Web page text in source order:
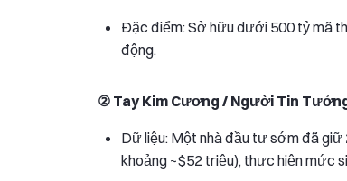
Đặc điểm: Sở hữu dưới 500 tỷ mã
động.
​② Tay Kim Cương / Người Tin
Dữ liệu: Một nhà đầu tư sớm đã giữ
khoảng ~$52 triệu), thực hiện mức